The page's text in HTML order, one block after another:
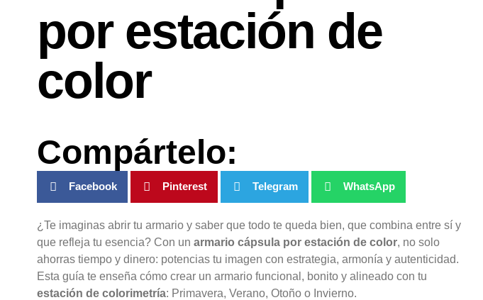
por estación de
color
Compártelo:
Facebook Pinterest Telegram WhatsApp
¿Te imaginas abrir tu armario y saber que todo te queda bien, que combina entre sí y
que refleja tu esencia? Con un armario cápsula por estación de color, no solo
ahorras tiempo y dinero: potencias tu imagen con estrategia, armonía y autenticidad.
Esta guía te enseña cómo crear un armario funcional, bonito y alineado con tu
estación de colorimetría: Primavera, Verano, Otoño o Invierno.